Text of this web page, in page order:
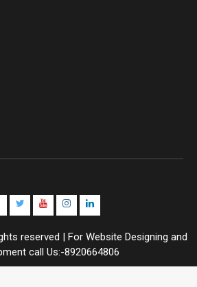
TwitterYoutubeInstagramLinkedIn
reserved | For Website Designing and
call Us:-8920664806